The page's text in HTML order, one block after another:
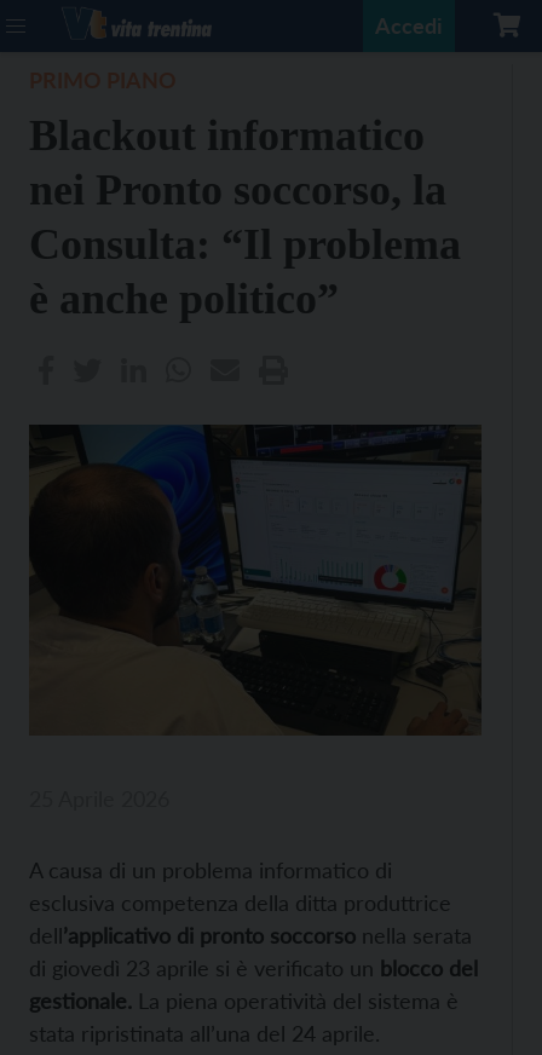
Accedi
Blackout informatico
nei Pronto soccorso, la
Consulta: “Il problema
è anche politico”
A causa di un problema informatico di
esclusiva competenza della ditta produttrice
dell’applicativo di pronto soccorso nella serata
di giovedì 23 aprile si è verificato un blocco del
gestionale. La piena operatività del sistema è
stata ripristinata all’una del 24 aprile.